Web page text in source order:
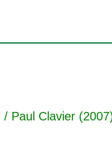
/ Paul Clavier